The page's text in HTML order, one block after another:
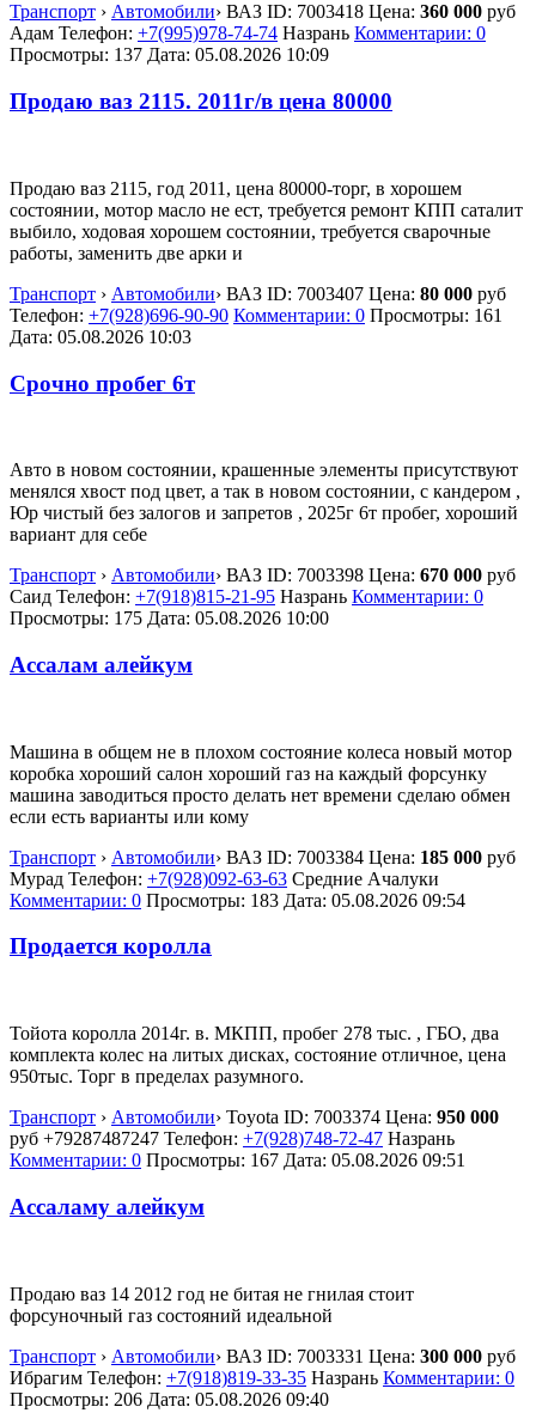
Транспорт › Автомобили› ВАЗ ID: 7003418 Цена: 360 000 руб
Адам Телефон: +7(995)978-74-74 Назрань Комментарии: 0
Просмотры: 137 Дата: 05.08.2026 10:09
Продаю ваз 2115. 2011г/в цена 80000
Продаю ваз 2115, год 2011, цена 80000-торг, в хорошем
состоянии, мотор масло не ест, требуется ремонт КПП саталит
выбило, ходовая хорошем состоянии, требуется сварочные
работы, заменить две арки и
Транспорт › Автомобили› ВАЗ ID: 7003407 Цена: 80 000 руб
Телефон: +7(928)696-90-90 Комментарии: 0 Просмотры: 161
Дата: 05.08.2026 10:03
Срочно пробег 6т
Авто в новом состоянии, крашенные элементы присутствуют
менялся хвост под цвет, а так в новом состоянии, с кандером ,
Юр чистый без залогов и запретов , 2025г 6т пробег, хороший
вариант для себе
Транспорт › Автомобили› ВАЗ ID: 7003398 Цена: 670 000 руб
Саид Телефон: +7(918)815-21-95 Назрань Комментарии: 0
Просмотры: 175 Дата: 05.08.2026 10:00
Ассалам алейкум
Машина в общем не в плохом состояние колеса новый мотор
коробка хороший салон хороший газ на каждый форсунку
машина заводиться просто делать нет времени сделаю обмен
если есть варианты или кому
Транспорт › Автомобили› ВАЗ ID: 7003384 Цена: 185 000 руб
Мурад Телефон: +7(928)092-63-63 Средние Ачалуки
Комментарии: 0 Просмотры: 183 Дата: 05.08.2026 09:54
Продается королла
Тойота королла 2014г. в. МКПП, пробег 278 тыс. , ГБО, два
комплекта колес на литых дисках, состояние отличное, цена
950тыс. Торг в пределах разумного.
Транспорт › Автомобили› Toyota ID: 7003374 Цена: 950 000
руб +79287487247 Телефон: +7(928)748-72-47 Назрань
Комментарии: 0 Просмотры: 167 Дата: 05.08.2026 09:51
Ассаламу алейкум
Продаю ваз 14 2012 год не битая не гнилая стоит
форсуночный газ состояний идеальной
Транспорт › Автомобили› ВАЗ ID: 7003331 Цена: 300 000 руб
Ибрагим Телефон: +7(918)819-33-35 Назрань Комментарии: 0
Просмотры: 206 Дата: 05.08.2026 09:40